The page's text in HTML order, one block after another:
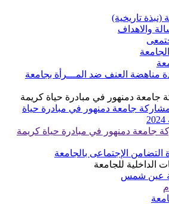
(نبذة تاريخية)
والاهداف
مناهضة العنف ضد المـــرأة بجامعة
جامعة دمنهور في مبادرة حياة كريمة
جامعة دمنهور في مبادرة حياة
جامعة دمنهور في مبادرة حياة كريمة
التضامن الإجتماعى بالجامعة
الداخلية للجامعة
عين شمس